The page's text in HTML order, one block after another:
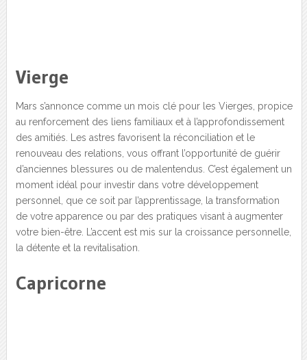
Vierge
Mars s’annonce comme un mois clé pour les Vierges, propice
au renforcement des liens familiaux et à l’approfondissement
des amitiés. Les astres favorisent la réconciliation et le
renouveau des relations, vous offrant l’opportunité de guérir
d’anciennes blessures ou de malentendus. C’est également un
moment idéal pour investir dans votre développement
personnel, que ce soit par l’apprentissage, la transformation
de votre apparence ou par des pratiques visant à augmenter
votre bien-être. L’accent est mis sur la croissance personnelle,
la détente et la revitalisation.
Capricorne